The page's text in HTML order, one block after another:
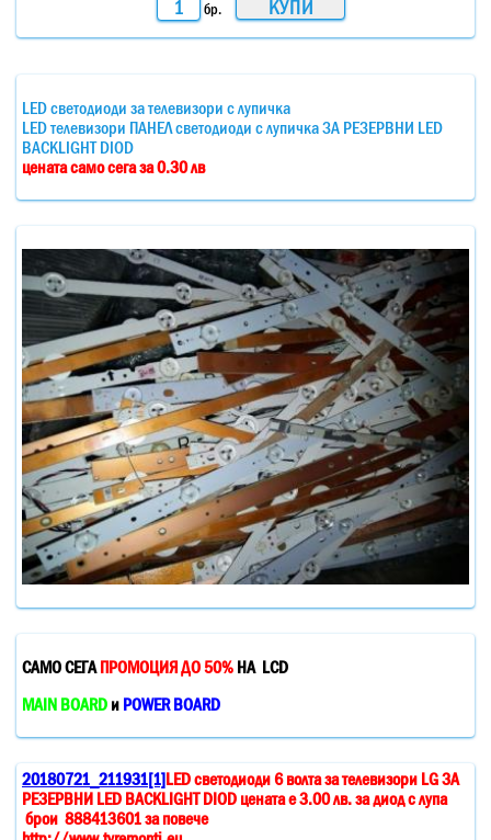
бр.
LED светодиоди за телевизори с лупичка
LED телевизори ПАНЕЛ светодиоди с лупичка ЗА РЕЗЕРВНИ LED
BACKLIGHT DIOD
цената само сега за 0.30 лв
САМО СЕГА ПРОМОЦИЯ ДО 50% НА LCD
MAIN BOARD и POWER BOARD
20180721_211931[1]LED светодиоди 6 волта за телевизори LG ЗА
РЕЗЕРВНИ LED BACKLIGHT DIOD цената е 3.00 лв. за диод с лупа
брои 888413601 за повече